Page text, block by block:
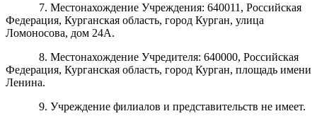
7. Местонахождение Учреждения: 640011, Российская
Федерация, Курганская область, город Курган, улица
Ломоносова, дом 24А.
8. Местонахождение Учредителя: 640000, Российская
Федерация, Курганская область, город Курган, площадь имени
Ленина.
9. Учреждение филиалов и представительств не имеет.